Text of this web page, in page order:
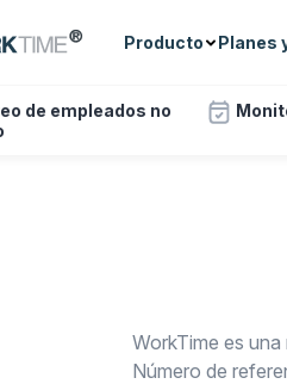
Producto Planes
de empleados no
WorkTime es
Número de